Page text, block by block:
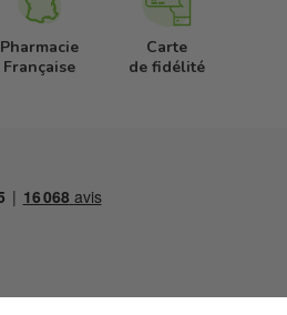
Pharmacie
Française
Carte
de fidélité